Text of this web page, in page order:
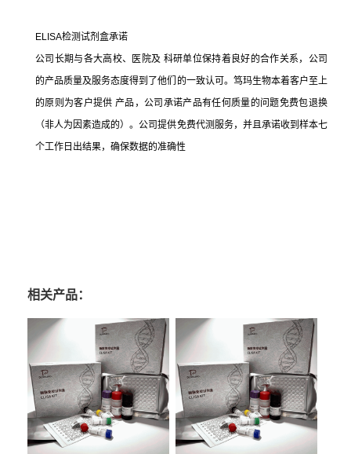
ELISA检测试剂盒承诺
公司长期与各大高校、医院及 科研单位保持着良好的合作关系，公司
的产品质量及服务态度得到了他们的一致认可。笃玛生物本着客户至上
的原则为客户提供 产品，公司承诺产品有任何质量的问题免费包退换
（非人为因素造成的）。公司提供免费代测服务，并且承诺收到样本七
个工作日出结果，确保数据的准确性
相关产品：